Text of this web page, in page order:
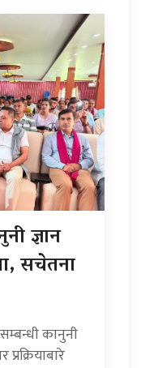
ज्ञान
सचेतना
कानुनी